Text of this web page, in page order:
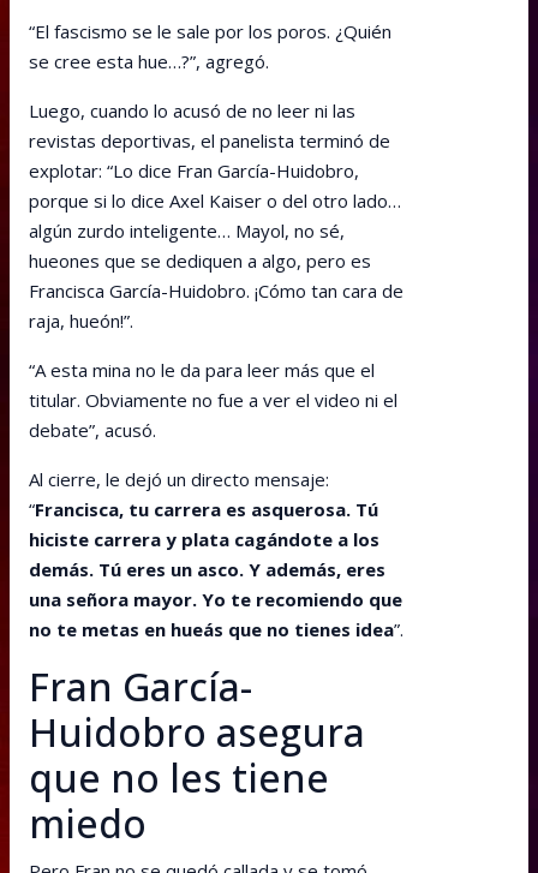
“El fascismo se le sale por los poros. ¿Quién
se cree esta hue…?”, agregó.
Luego, cuando lo acusó de no leer ni las
revistas deportivas, el panelista terminó de
explotar: “Lo dice Fran García-Huidobro,
porque si lo dice Axel Kaiser o del otro lado…
algún zurdo inteligente… Mayol, no sé,
hueones que se dediquen a algo, pero es
Francisca García-Huidobro. ¡Cómo tan cara de
raja, hueón!”.
“A esta mina no le da para leer más que el
titular. Obviamente no fue a ver el video ni el
debate”, acusó.
Al cierre, le dejó un directo mensaje:
“Francisca, tu carrera es asquerosa. Tú
hiciste carrera y plata cagándote a los
demás. Tú eres un asco. Y además, eres
una señora mayor. Yo te recomiendo que
no te metas en hueás que no tienes idea”.
Fran García-
Huidobro asegura
que no les tiene
miedo